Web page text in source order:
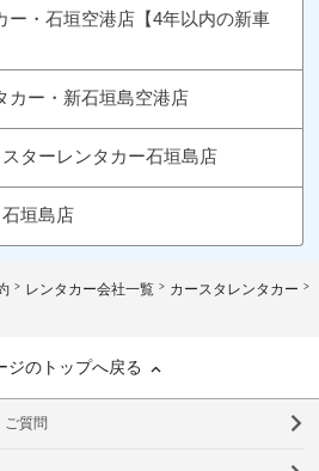
ー・石垣空港店【4年以内の新車
カー・新石垣島空港店
ターレンタカー石垣島店
垣島店
レンタカー会社一覧
カースタレンタカー
ジのトップへ戻る